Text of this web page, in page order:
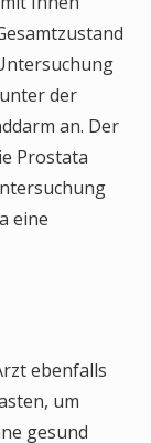
der
an. Der
Prostata
eine
ebenfalls
um
gesund